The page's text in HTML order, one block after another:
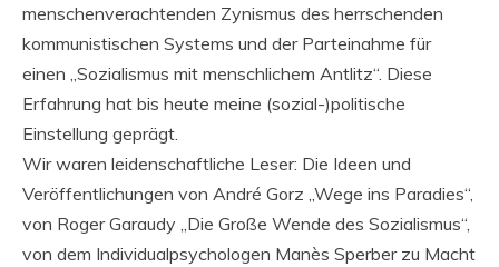
menschenverachtenden Zynismus des herrschenden
kommunistischen Systems und der Parteinahme für
einen „Sozialismus mit menschlichem Antlitz“. Diese
Erfahrung hat bis heute meine (sozial-)politische
Einstellung geprägt.
Wir waren leidenschaftliche Leser: Die Ideen und
Veröffentlichungen von André Gorz „Wege ins Paradies“,
von Roger Garaudy „Die Große Wende des Sozialismus“,
von dem Individualpsychologen Manès Sperber zu Macht